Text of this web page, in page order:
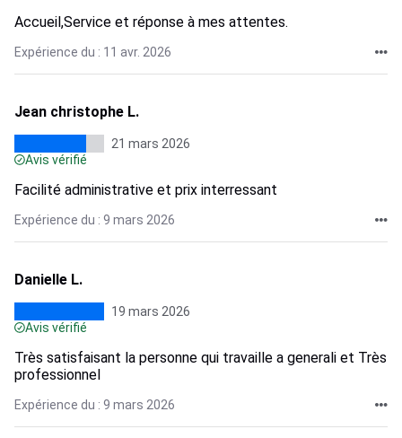
Accueil,Service et réponse à mes attentes.
Expérience du : 11 avr. 2026
Jean christophe L.
21 mars 2026
Avis vérifié
Facilité administrative et prix interressant
Expérience du : 9 mars 2026
Danielle L.
19 mars 2026
Avis vérifié
Très satisfaisant la personne qui travaille a generali et Très
professionnel
Expérience du : 9 mars 2026